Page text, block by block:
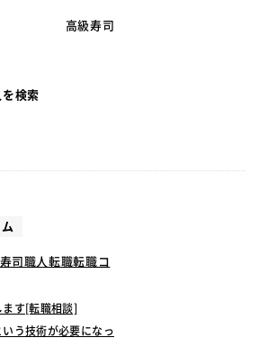
高級寿司
検索
司職人転職転職コ
す[転職相談]
う技術が必要になっ